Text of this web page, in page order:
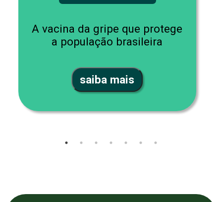
A vacina da gripe que protege
a população brasileira
saiba mais